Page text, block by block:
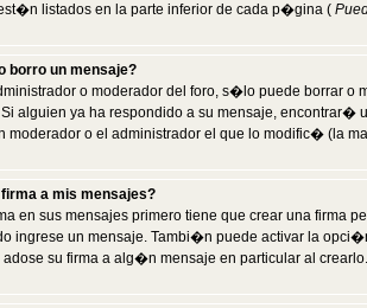
listados en la parte inferior de cada p�gina (
un mensaje?
o moderador del foro, s�lo puede borrar o
alguien ya ha respondido a su mensaje, encontrar�
moderador o el administrador el que lo modific� (la
a mis mensajes?
en sus mensajes primero tiene que crear una firma
ingrese un mensaje. Tambi�n puede activar la
su firma a alg�n mensaje en particular al crearlo.